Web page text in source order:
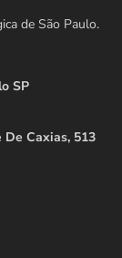
de São Paulo.
SP
De Caxias, 513